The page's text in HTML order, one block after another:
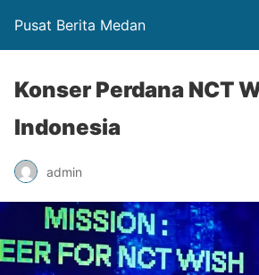
Pusat Berita Medan
Konser Perdana NCT
Indonesia
admin